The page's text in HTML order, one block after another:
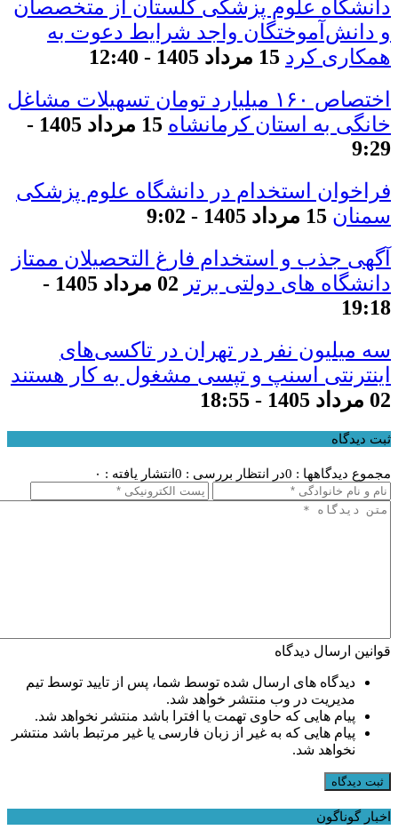
دانشگاه علوم پزشکی گلستان از متخصصان
و دانش‌آموختگان واجد شرایط دعوت به
همکاری کرد 15 مرداد 1405 - 12:40
اختصاص ۱۶۰ میلیارد تومان تسهیلات مشاغل
خانگی به استان کرمانشاه
15 مرداد 1405 -
9:29
فراخوان استخدام در دانشگاه علوم پزشکی
سمنان 15 مرداد 1405 - 9:02
آگهی جذب و استخدام فارغ التحصیلان ممتاز
دانشگاه های دولتی برتر
02 مرداد 1405 -
19:18
سه میلیون نفر در تهران در تاکسی‌های
اینترنتی اسنپ و تپسی مشغول به کار هستند
02 مرداد 1405 - 18:55
ثبت دیدگاه
مجموع دیدگاهها : 0 در انتظار بررسی : 0 انتشار یافته : ۰
قوانین ارسال دیدگاه
دیدگاه های ارسال شده توسط شما، پس از تایید توسط تیم
مدیریت در وب منتشر خواهد شد.
پیام هایی که حاوی تهمت یا افترا باشد منتشر نخواهد شد.
پیام هایی که به غیر از زبان فارسی یا غیر مرتبط باشد منتشر
نخواهد شد.
ثبت دیدگاه
اخبار گوناگون